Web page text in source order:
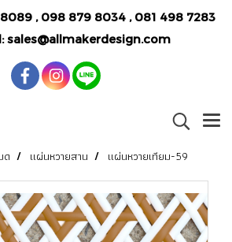
, 098 879 8034 , 081 498 7283
sales@allmakerdesign.com
ด แผ่นหวายสาน แผ่นหวายเทียม-59